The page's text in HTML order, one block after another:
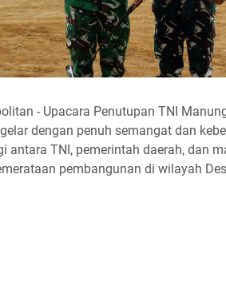
- Upacara Penutupan TNI
dengan penuh semangat dan
antara TNI, pemerintah daerah, dan
pembangunan di wilayah